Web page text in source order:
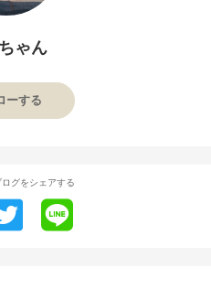
ゃん
ーする
グをシェアする